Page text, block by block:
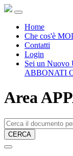
Home
Che cos'è
Contatti
Login
Sei un Nuovo
ABBONATI
Area
CERCA